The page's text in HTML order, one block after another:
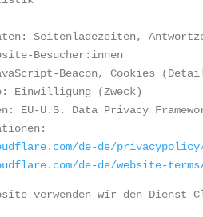
Seitenladezeiten,
Besucher:innen
Beacon, Cookies
Einwilligung (Zweck)
EU-U.S. Data Privacy
de-de/
de-de/website-
verwenden wir den